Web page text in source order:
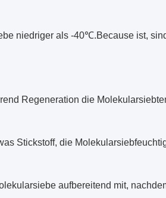
niedriger als -40℃.Because ist,
Regeneration die
Stickstoff, die
aufbereitend mit,